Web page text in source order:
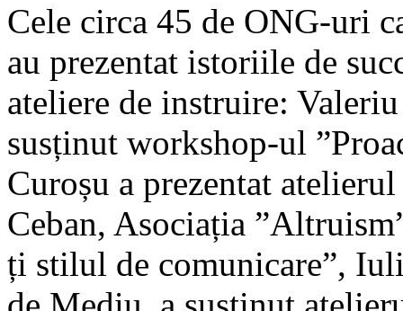
Cele circa 45 de ONG-uri
au prezentat istoriile de
ateliere de instruire:
susținut workshop-ul
Curoșu a prezentat
Ceban, Asociația
ți stilul de comunicare”,